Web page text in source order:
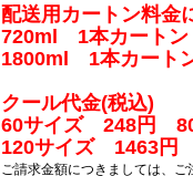
配送用カートン料金
720ml 1本カート
1800ml 1本カート
クール代金(税込)
60サイズ 248円
120サイズ 1463
ご請求金額につきましては、